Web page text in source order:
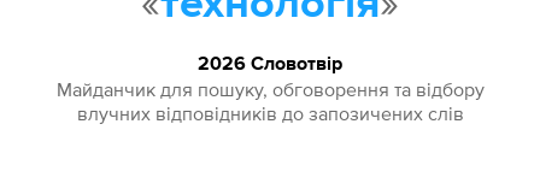
2026 Словотвір
Майданчик для пошуку, обговорення та відбору
влучних відповідників до запозичених слів